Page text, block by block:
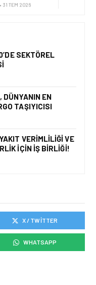
BEKIR
KONTROL
ZIYARET
05 AĞU 2026
CAN
HAMLE
SEKTÖREL
DÜNYANIN EN
TAŞIYICISI
VERIMLILIĞI VE
IÇIN İŞ BIRLIĞI!
X / TWITTER
WHATSAPP